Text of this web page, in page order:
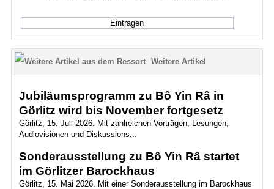
Weitere Artikel
Jubiläumsprogramm zu Bô Yin Râ in
Görlitz wird bis November fortgesetz
Görlitz, 15. Juli 2026. Mit zahlreichen Vorträgen, Lesungen,
Audiovisionen und Diskussions...
Sonderausstellung zu Bô Yin Râ startet
im Görlitzer Barockhaus
Görlitz, 15. Mai 2026. Mit einer Sonderausstellung im Barockhaus